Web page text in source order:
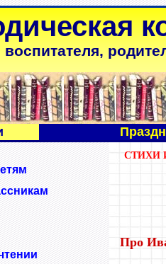
воспитателя,
СТИХИ
Про